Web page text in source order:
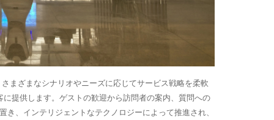
まざまなシナリオやニーズに応じてサービス戦略を柔軟
提供します。ゲストの歓迎から訪問者の案内、質問への
き、インテリジェントなテクノロジーによって推進され、